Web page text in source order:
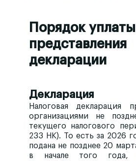
Порядок
представления
декларации
Декларация
Налоговая декларация
организациями не
текущего налогового
233 НК). То есть за 2026
подана не позднее 20
в начале того года,